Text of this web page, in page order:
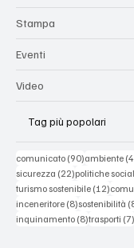
Stampa
Eventi
Video
Tag più popolari
comunicato (90)90 post
ambiente
sicurezza (22)22 post
politiche
turismo sostenibile (12)12
inceneritore (8)8 post
sostenibilità
inquinamento (8)8 post
trasporti (7)